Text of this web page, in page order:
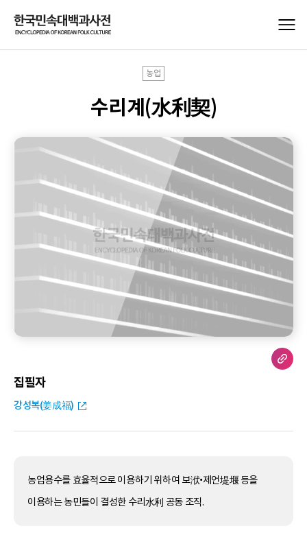
농업
수리계(水利契)
집필자
강성복(姜成福)
농업용수를 효율적으로 이용하기 위하여 보洑•제언堤堰 등을
이용하는 농민들이 결성한 수리水利 공동 조직.